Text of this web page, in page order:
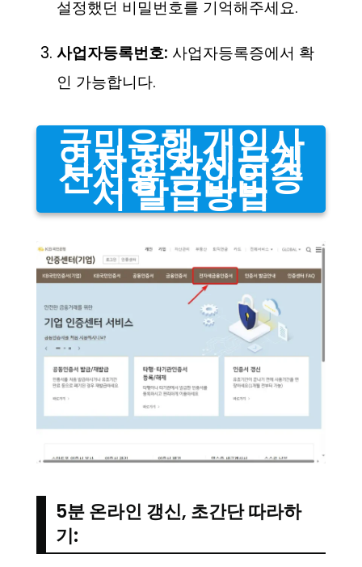
설정했던 비밀번호를 기억해주세요.
사업자등록번호: 사업자등록증에서 확
인 가능합니다.
국민은행 개인사
업자 전자세금계
산서용 공인인증
서 발급방법
5분 온라인 갱신, 초간단 따라하
기: